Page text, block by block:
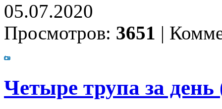
05.07.2020
Просмотров: 3651 |
Четыре трупа за день